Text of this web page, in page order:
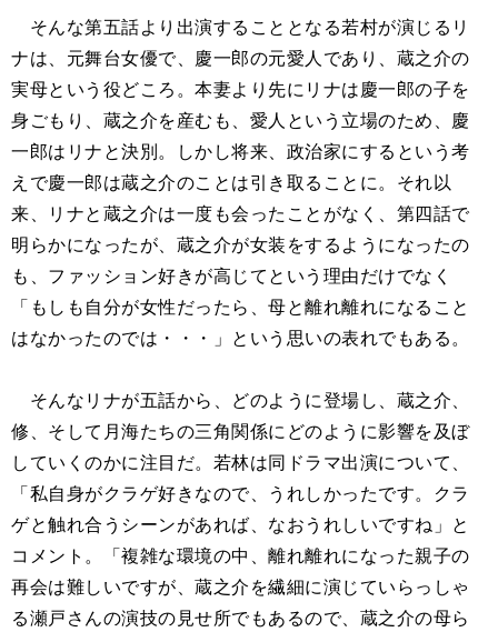
そんな第五話より出演することとなる若村が演じるリ
ナは、元舞台女優で、慶一郎の元愛人であり、蔵之介の
実母という役どころ。本妻より先にリナは慶一郎の子を
身ごもり、蔵之介を産むも、愛人という立場のため、慶
一郎はリナと決別。しかし将来、政治家にするという考
えで慶一郎は蔵之介のことは引き取ることに。それ以
来、リナと蔵之介は一度も会ったことがなく、第四話で
明らかになったが、蔵之介が女装をするようになったの
も、ファッション好きが高じてという理由だけでなく
「もしも自分が女性だったら、母と離れ離れになること
はなかったのでは・・・」という思いの表れでもある。
そんなリナが五話から、どのように登場し、蔵之介、
修、そして月海たちの三角関係にどのように影響を及ぼ
していくのかに注目だ。若林は同ドラマ出演について、
「私自身がクラゲ好きなので、うれしかったです。クラ
ゲと触れ合うシーンがあれば、なおうれしいですね」と
コメント。「複雑な環境の中、離れ離れになった親子の
再会は難しいですが、蔵之介を繊細に演じていらっしゃ
る瀬戸さんの演技の見せ所でもあるので、蔵之介の母ら